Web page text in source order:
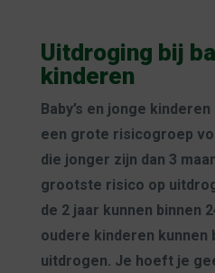
Uitdroging bij
kinderen
Baby’s en jonge
een grote risicogroep
die jonger zijn dan 3
grootste risico op
de 2 jaar kunnen binnen
oudere kinderen kunnen
uitdrogen. Je hoeft je